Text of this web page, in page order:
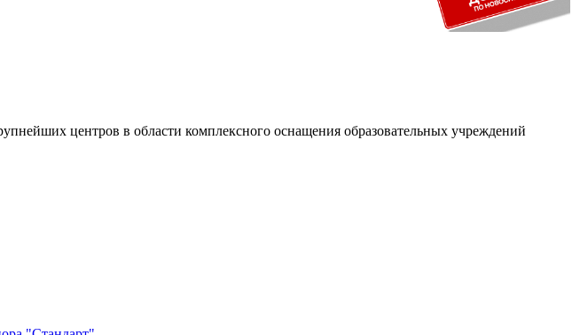
центров в области комплексного оснащения образовательных учреждений